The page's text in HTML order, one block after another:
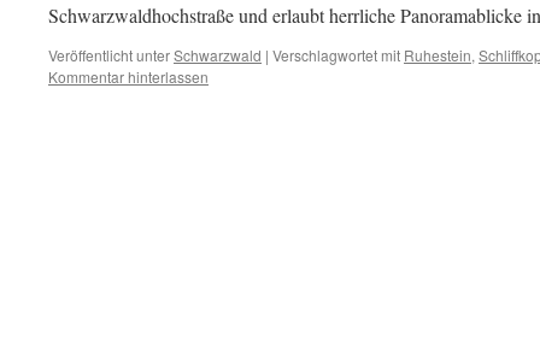
Schwarzwaldhochstraße und erlaubt herrliche Panoramablicke
Veröffentlicht unterSchwarzwald | Verschlagwortet mit Ruhestein,
Kommentar hinterlassen